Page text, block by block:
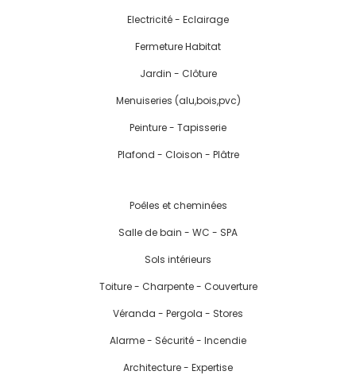
Electricité - Eclairage
Fermeture Habitat
Jardin - Clôture
Menuiseries (alu,bois,pvc)
Peinture - Tapisserie
Plafond - Cloison - Plâtre
Poêles et cheminées
Salle de bain - WC - SPA
Sols intérieurs
Toiture - Charpente - Couverture
Véranda - Pergola - Stores
Alarme - Sécurité - Incendie
Architecture - Expertise